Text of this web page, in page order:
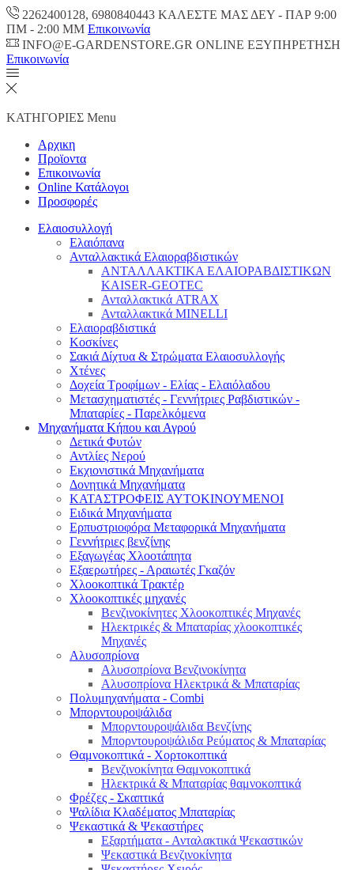
2262400128, 6980840443 ΚΑΛΕΣΤΕ ΜΑΣ ΔΕΥ - ΠΑΡ 9:00
ΠM - 2:00 ΜΜ Επικοινωνία
INFO@E-GARDENSTORE.GR ONLINE ΕΞΥΠΗΡΕΤΗΣH
Επικοινωνία
ΚΑΤΗΓΟΡΙΕΣ Menu
Αρχικη
Προϊοντα
Επικοινωνία
Online Κατάλογοι
Προσφορές
Ελαιοσυλλογή
Ελαιόπανα
Ανταλλακτικά Ελαιοραβδιστικών
ΑΝΤΑΛΛΑΚΤΙΚΑ ΕΛΑΙΟΡΑΒΔΙΣΤΙΚΩΝ
KAISER-GEOTEC
Ανταλλακτικά ATRAX
Ανταλλακτικά MINELLI
Ελαιοραβδιστικά
Κοσκίνες
Σακιά Δίχτυα & Στρώματα Ελαιοσυλλογής
Χτένες
Δοχεία Τροφίμων - Ελίας - Ελαιόλαδου
Μετασχηματιστές - Γεννήτριες Ραβδιστικών -
Μπαταρίες - Παρελκόμενα
Μηχανήματα Κήπου και Αγρού
Δετικά Φυτών
Αντλίες Νερού
Εκχιονιστικά Μηχανήματα
Δονητικά Μηχανήματα
ΚΑΤΑΣΤΡΟΦΕΙΣ ΑΥΤΟΚΙΝΟΥΜΕΝΟΙ
Ειδικά Μηχανήματα
Eρπυστριοφόρα Μεταφορικά Μηχανήματα
Γεννήτριες βενζίνης
Εξαγωγέας Χλοοτάπητα
Εξαερωτήρες - Αραιωτές Γκαζόν
Χλοοκοπτικά Τρακτέρ
Χλοοκοπτικές μηχανές
Βενζινοκίνητες Χλοοκοπτικές Μηχανές
Ηλεκτρικές & Μπαταρίας χλοοκοπτικές
Μηχανές
Αλυσοπρίονα
Αλυσοπρίονα Βενζινοκίνητα
Αλυσοπρίονα Ηλεκτρικά & Μπαταρίας
Πολυμηχανήματα - Combi
Μπορντουροψάλιδα
Μπορντουροψάλιδα Βενζίνης
Μπορντουροψάλιδα Ρεύματος & Μπαταρίας
Θαμνοκοπτικά - Χορτοκοπτικά
Βενζινοκίνητα Θαμνοκοπτικά
Ηλεκτρικά & Μπαταρίας θαμνοκοπτικά
Φρέζες - Σκαπτικά
Ψαλίδια Κλαδέματος Μπαταρίας
Ψεκαστικά & Ψεκαστήρες
Εξαρτήματα - Ανταλακτικά Ψεκαστικών
Ψεκαστικά Βενζινοκίνητα